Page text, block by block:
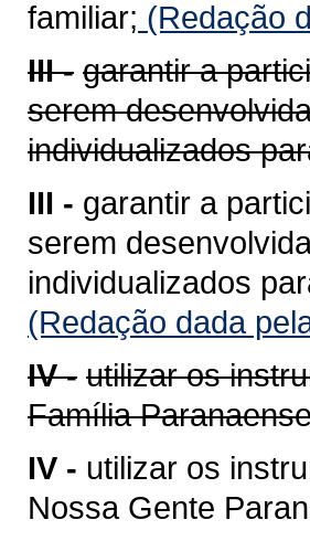
familiar; (Redação
III - garantir a
serem
individualizados
III - garantir a
serem
individualizados
(Redação dada
IV - utilizar os
Família
IV - utilizar os
Nossa Gente